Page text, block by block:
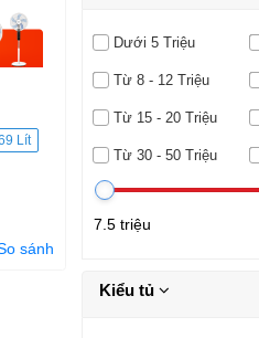
Lít
sánh
Dưới 5 Triệu
Từ 8 - 12 Triệu
Từ 15 - 20 Triệu
Từ 30 - 50 Triệu
7.5 triệu
Kiểu tủ